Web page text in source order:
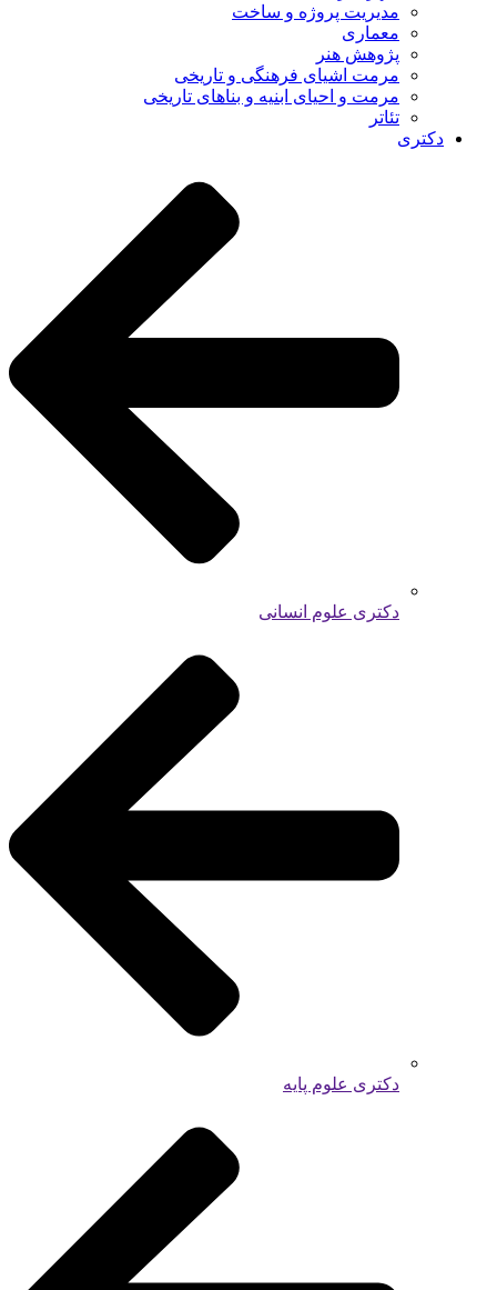
مدیریت پروژه و ساخت
معماری
پژوهش هنر
مرمت اشیای فرهنگی و تاریخی
مرمت و احیای ابنیه و بناهای تاریخی
تئاتر
دکتری
دکتری علوم انسانی
دکتری علوم پایه